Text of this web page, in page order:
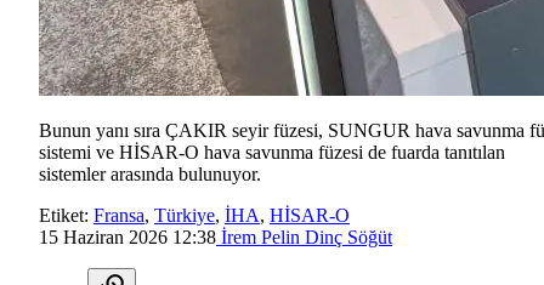
Bunun yanı sıra ÇAKIR seyir füzesi, SUNGUR hava savunma
sistemi ve HİSAR-O hava savunma füzesi de fuarda tanıtılan
sistemler arasında bulunuyor.
Etiket: Fransa, Türkiye, İHA, HİSAR-O
15 Haziran 2026 12:38 İrem Pelin Dinç Söğüt